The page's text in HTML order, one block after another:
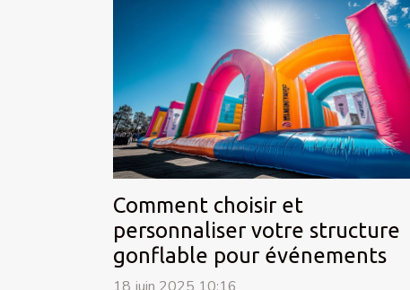
Comment choisir et
personnaliser votre structure
gonflable pour événements